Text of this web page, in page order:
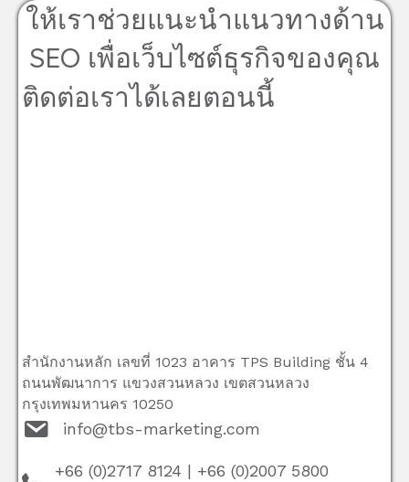
ให้เราช่วยแนะนำแนวทางด้าน
SEO เพื่อเว็บไซต์ธุรกิจของคุณ
ติดต่อเราได้เลยตอนนี้
สำนักงานหลัก เลขที่ 1023 อาคาร TPS Building ชั้น 4
ถนนพัฒนาการ แขวงสวนหลวง เขตสวนหลวง
กรุงเทพมหานคร 10250
info@tbs-marketing.com
+66 (0)2717 8124 | +66 (0)2007 5800